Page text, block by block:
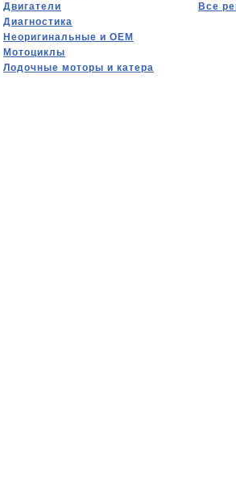
Двигатели
Диагностика
Hеоригинальные и OEM
Мотоциклы
Лодочные моторы и катера
Все